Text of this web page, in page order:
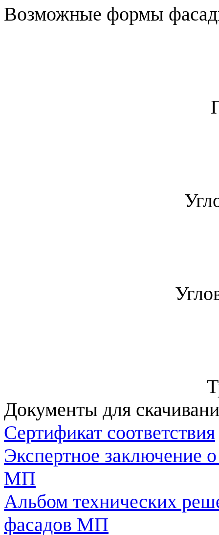
Возможные формы
Документы для
Сертификат соответствия
Экспертное заключение
МП
Альбом технических
фасадов МП